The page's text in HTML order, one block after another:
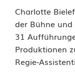
h
a
r
l
Charlotte
der Bühne
31
Produktionen
Regie-